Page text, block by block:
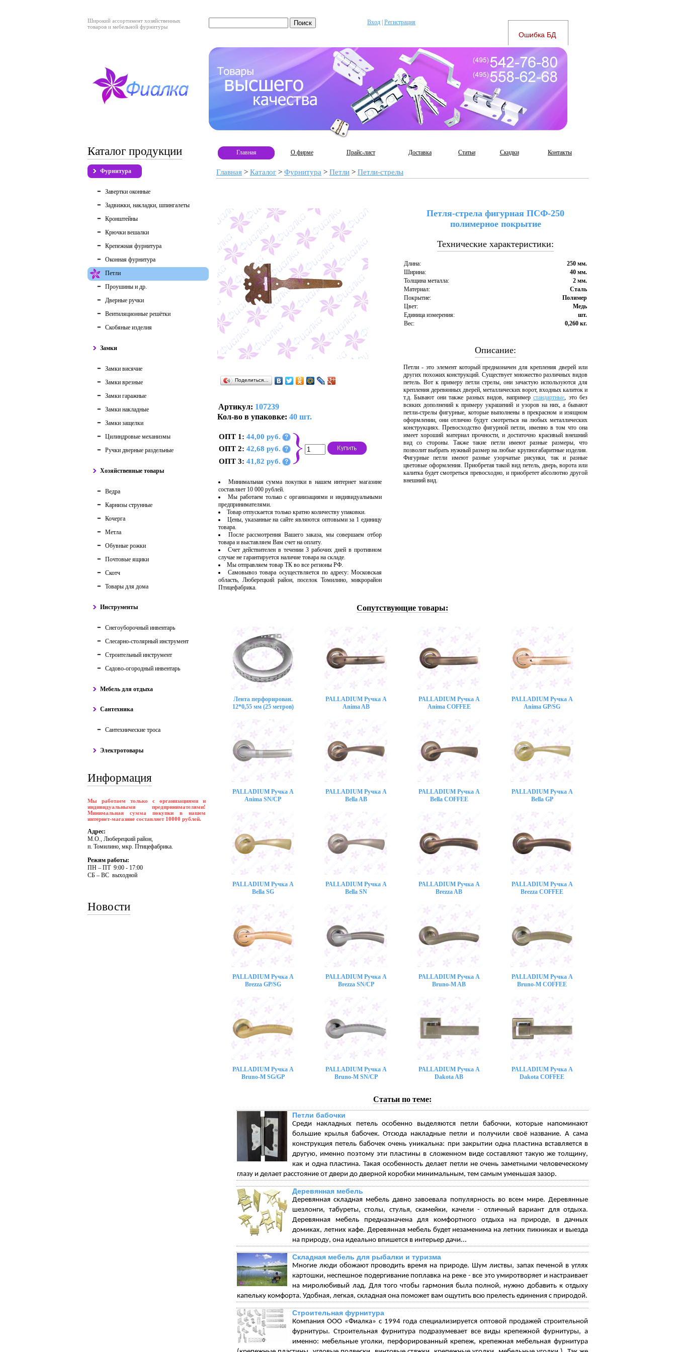
Широкий ассортимент хозяйственных
товаров и мебельной фурнитуры
Вход Регистрация
Каталог продукции
Фурнитура
Завертки оконные
Задвижки, накладки, шпингалеты
Кронштейны
Крючки вешалки
Крепежная фурнитура
Оконная фурнитура
Петли
Проушины и др.
Дверные ручки
Вентиляционные решётки
Скобяные изделия
Замки
Замки висячие
Замки врезные
Замки гаражные
Замки накладные
Замки защелки
Цилиндровые механизмы
Ручки дверные раздельные
Хозяйственные товары
Ведра
Карнизы струнные
Кочерга
Метла
Обувные рожки
Почтовые ящики
Скотч
Товары для дома
Инструменты
Снегоуборочный инвентарь
Слесарно-столярный инструмент
Строительный инструмент
Садово-огородный инвентарь
Мебель для отдыха
Сантехника
Сантехнические троса
Электротовары
Информация
Мы работаем только с организациями и
индивидуальными предпринимателями!
Минимальная сумма покупки в нашем
интернет-магазине составляет 10000 рублей.
Адрес:
М.О., Люберецкий район,
п. Томилино, мкр. Птицефабрика.
Режим работы:
ПH – ПT 9:00 - 17:00
CБ – BC выходной
Новости
Главная О фирме Прайс-лист Доставка Статьи Скидки Контакты
Главная > Каталог > Фурнитура > Петли > Петли-стрелы
Поделиться…
Артикул: 107239
Кол-во в упаковке: 40 шт.
ОПТ 1: 44,00 руб. ?
ОПТ 2: 42,68 руб. ?
ОПТ 3: 41,82 руб. ?
Минимальная сумма покупки в нашем интернет магазине
составляет 10 000 рублей.
Мы работаем только с организациями и индивидуальными
предпринимателями.
Товар отпускается только кратно количеству упаковки.
Цены, указанные на сайте являются оптовыми за 1 единицу
товара.
После рассмотрения Вашего заказа, мы совершаем отбор
товара и выставляем Вам счет на оплату.
Счет действителен в течении 3 рабочих дней в противном
случае не гарантируется наличие товара на складе.
Мы отправляем товар ТК во все регионы РФ.
Самовывоз товара осуществляется по адресу: Московская
область, Люберецкий район, поселок Томилино, микрорайон
Птицефабрика.
Петля-стрела фигурная ПСФ-250
полимерное покрытие
Технические характеристики:
Длина:
250 мм.
Ширина:
40 мм.
Толщина металла:
2 мм.
Материал:
Сталь
Покрытие:
Полимер
Цвет:
Медь
Единица измерения:
шт.
Вес:
0,260 кг.
Описание:
Петли - это элемент который предназначен для крепления дверей или
других похожих конструкций. Существует множество различных видов
петель. Вот к примеру петли стрелы, они зачастую используются для
крепления деревянных дверей, металлических ворот, входных калиток и
т.д. Бывают они также разных видов, напримерстандартные, это без
всяких дополнений к примеру украшений и узоров на них, а бывают
петли-стрелы фигурные, которые выполнены в прекрасном и изящном
оформлении, они отлично будут смотреться на любых металлических
конструкциях. Превосходство фигурной петли, именно в том что она
имеет хороший материал прочности, и достаточно красивый внешний
вид со стороны. Также такие петли имеют разные размеры, что
позволит выбрать нужный размер на любые крупногабаритные изделия.
Фигурные петли имеют разные узорчатые рисунки, так и разные
цветовые оформления. Приобретая такой вид петель, дверь, ворота или
калитка будет смотреться превосходно, и приобретет абсолютно другой
внешний вид.
Сопутствующие товары:
Лента перфорирован.
12*0,55 мм (25 метров)
PALLADIUM Ручка A
Anima AB
PALLADIUM Ручка A
Anima COFFEE
PALLADIUM Ручка A
Anima GP/SG
PALLADIUM Ручка A
Anima SN/CP
PALLADIUM Ручка A
Bella AB
PALLADIUM Ручка A
Bella COFFEE
PALLADIUM Ручка A
Bella GP
PALLADIUM Ручка A
Bella SG
PALLADIUM Ручка A
Bella SN
PALLADIUM Ручка A
Brezza AB
PALLADIUM Ручка A
Brezza COFFEE
PALLADIUM Ручка A
Brezza GP/SG
PALLADIUM Ручка A
Brezza SN/CP
PALLADIUM Ручка A
Bruno-M AB
PALLADIUM Ручка A
Bruno-M COFFEE
PALLADIUM Ручка A
Bruno-M SG/GP
PALLADIUM Ручка A
Bruno-M SN/CP
PALLADIUM Ручка A
Dakota AB
PALLADIUM Ручка A
Dakota COFFEE
Статьи по теме:
Петли бабочки
Среди накладных петель особенно выделяются петли бабочки, которые напоминают
большие крылья бабочек. Отсюда накладные петли и получили своё название. А сама
конструкция петель бабочек очень уникальна: при закрытии одна пластина вставляется в
другую, именно поэтому эти пластины в сложенном виде составляют такую же толщину,
как и одна пластина. Такая особенность делает петли не очень заметными человеческому
глазу и делает расстояние от двери до дверной коробки минимальным, тем самым уменьшая зазор.
Деревянная мебель
Деревянная складная мебель давно завоевала популярность во всем мире. Деревянные
шезлонги, табуреты, столы, стулья, скамейки, качели - отличный вариант для отдыха.
Деревянная мебель предназначена для комфортного отдыха на природе, в дачных
домиках, летних кафе. Деревянная мебель будет незаменима на летних пикниках и выезда
на природу, она идеально впишется в интерьер дачи...
Складная мебель для рыбалки и туризма
Многие люди обожают проводить время на природе. Шум листвы, запах печеной в углях
картошки, неспешное подергивание поплавка на реке - все это умиротворяет и настраивает
на миролюбивый лад. Для того чтобы гармония была полной, нужно добавить к отдыху
капельку комфорта. Удобная, легкая, складная она поможет вам ощутить всю прелесть единения с природой.
Строительная фурнитура
Компания ООО «Фиалка» с 1994 года специализируется оптовой продажей строительной
фурнитуры. Строительная фурнитура подразумевает все виды крепежной фурнитуры, а
именно: мебельные уголки, перфорированный крепеж, крепежная мебельная фурнитура